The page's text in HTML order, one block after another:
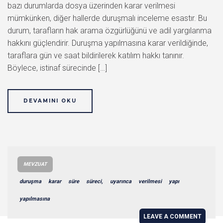
bazı durumlarda dosya üzerinden karar verilmesi
mümkünken, diğer hallerde duruşmalı inceleme esastır. Bu
durum, tarafların hak arama özgürlüğünü ve adil yargılanma
hakkını güçlendirir. Duruşma yapılmasına karar verildiğinde,
taraflara gün ve saat bildirilerek katılım hakkı tanınır.
Böylece, istinaf sürecinde […]
DEVAMINI OKU
MEVZUAT
duruşma karar süre süreci, uyarınca verilmesi yapı
yapılmasına
LEAVE A COMMENT